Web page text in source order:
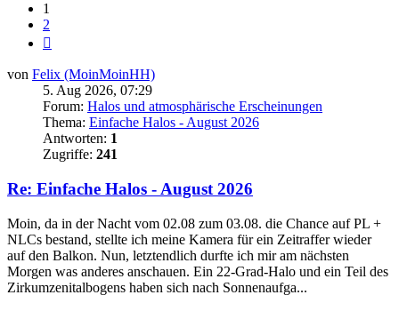
1
2
von Felix (MoinMoinHH)
5. Aug 2026, 07:29
Forum: Halos und atmosphärische Erscheinungen
Thema: Einfache Halos - August 2026
Antworten: 1
Zugriffe: 241
Re: Einfache Halos - August 2026
Moin, da in der Nacht vom 02.08 zum 03.08. die Chance auf PL +
NLCs bestand, stellte ich meine Kamera für ein Zeitraffer wieder
auf den Balkon. Nun, letztendlich durfte ich mir am nächsten
Morgen was anderes anschauen. Ein 22-Grad-Halo und ein Teil des
Zirkumzenitalbogens haben sich nach Sonnenaufga...